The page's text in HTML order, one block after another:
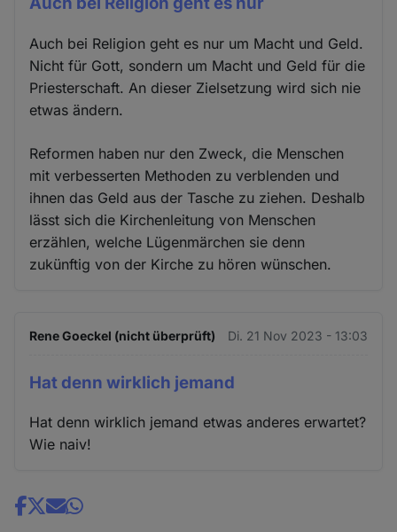
Auch bei Religion geht es nur um Macht und Geld.
Nicht für Gott, sondern um Macht und Geld für die
Priesterschaft. An dieser Zielsetzung wird sich nie
etwas ändern.
Reformen haben nur den Zweck, die Menschen
mit verbesserten Methoden zu verblenden und
ihnen das Geld aus der Tasche zu ziehen. Deshalb
lässt sich die Kirchenleitung von Menschen
erzählen, welche Lügenmärchen sie denn
zukünftig von der Kirche zu hören wünschen.
Rene Goeckel (nicht überprüft) Di. 21 Nov 2023 - 13:03
Hat denn wirklich jemand
Hat denn wirklich jemand etwas anderes erwartet?
Wie naiv!
Share